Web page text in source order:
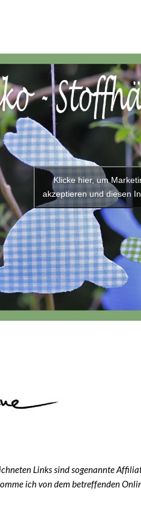
Klicke hier, um
akzeptieren und diesen
Links sind sogenannte
ich von dem betreffenden